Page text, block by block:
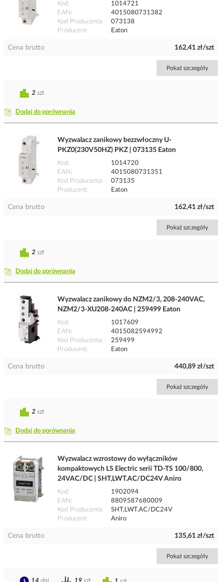
Kod
1014721
EAN
4015080731382
Kod Producenta
073138
Producent
Eaton
Cena brutto 162,41 zł/szt
Pokaż szczegóły
Dodaj do porównania
2 szt
Wyzwalacz zanikowy bezzwłoczny U-
PKZ0(230V50HZ) PKZ | 073135 Eaton
Kod
1014720
EAN
4015080731351
Kod Producenta
073135
Producent
Eaton
Cena brutto 162,41 zł/szt
Pokaż szczegóły
Dodaj do porównania
2 szt
Wyzwalacz zanikowy do NZM2/3, 208-240VAC,
NZM2/3-XU208-240AC | 259499 Eaton
Kod
1017609
EAN
4015082594992
Kod Producenta
259499
Producent
Eaton
Cena brutto 440,89 zł/szt
Pokaż szczegóły
Dodaj do porównania
2 szt
Wyzwalacz wzrostowy do wyłączników
kompaktowych LS Electric serii TD-TS 100/800,
24VAC/DC | SHT,LWT.AC/DC24V Aniro
Kod
1902094
EAN
8809587680009
Kod Producenta
SHT,LWT.AC/DC24V
Producent
Aniro
Cena brutto 135,61 zł/szt
Pokaż szczegóły